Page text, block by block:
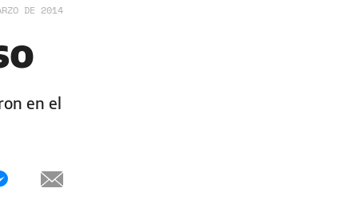
DE 2014
en el